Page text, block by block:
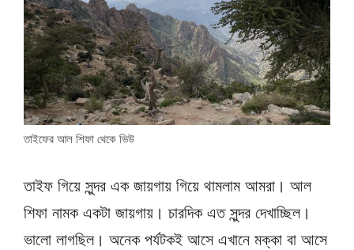
তাইফের আল শিফা থেকে ভিউ
তাইফ গিয়ে সুন্দর এক জায়গায় গিয়ে থামলাম আমরা। আল
শিফা নামক একটা জায়গায়। চারদিক এত সুন্দর দেখাচ্ছিল।
ভালো লাগছিল। অনেক পর্যটকই আসে এখানে মক্কা বা আসে